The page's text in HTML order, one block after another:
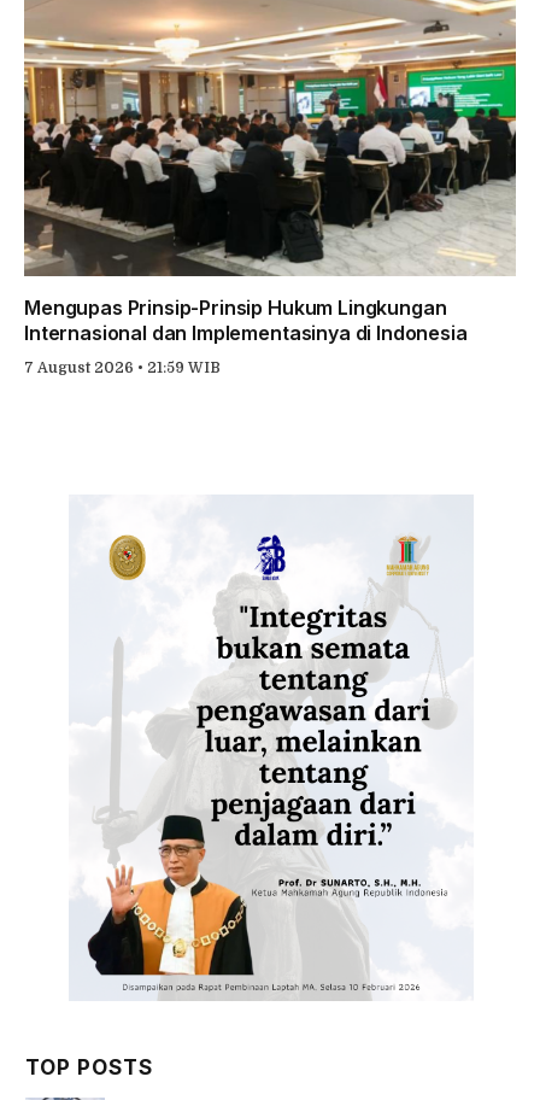
Mengupas Prinsip-Prinsip Hukum Lingkungan
Internasional dan Implementasinya di Indonesia
7 August 2026 • 21:59 WIB
TOP POSTS